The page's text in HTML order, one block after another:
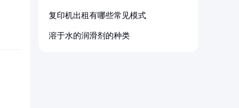
复印机出租有哪些常见模式
溶于水的润滑剂的种类